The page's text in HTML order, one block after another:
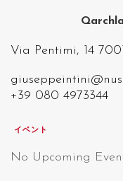
Via Pentimi, 14
+39 080 4973344
イベント
No Upcoming